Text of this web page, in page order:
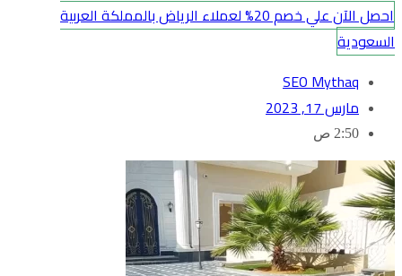
احصل الآن علي خصم 20% لعملاء الرياض بالمملكة العربية
السعودية
SEO Mythaq
مارس 17, 2023
2:50 ص